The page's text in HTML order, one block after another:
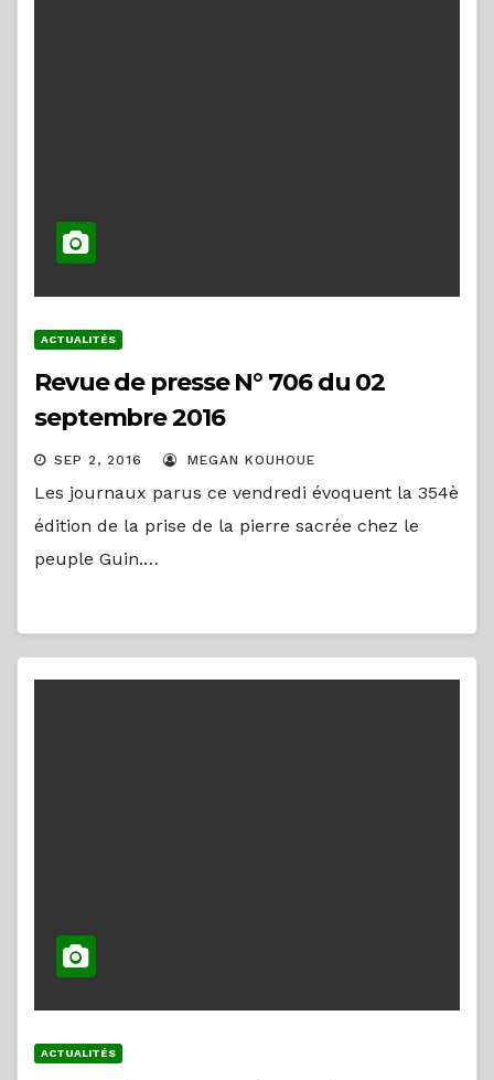
ACTUALITÉS
Revue de presse N° 706 du 02
septembre 2016
SEP 2, 2016 MEGAN KOUHOUE
Les journaux parus ce vendredi évoquent la 354è
édition de la prise de la pierre sacrée chez le
peuple Guin.…
ACTUALITÉS